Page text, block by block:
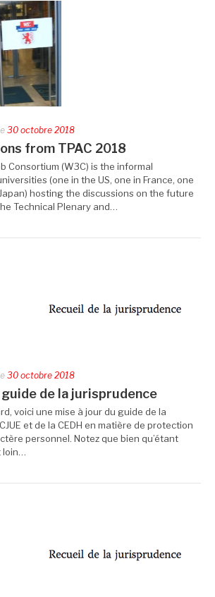
30 octobre 2018
from TPAC 2018
Consortium (W3C) is the informal
(one in the US, one in France, one
hosting the discussions on the future
Technical Plenary and…
30 octobre 2018
guide de la jurisprudence
voici une mise à jour du guide de la
et de la CEDH en matière de protection
personnel. Notez que bien qu’étant
loin…